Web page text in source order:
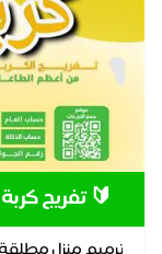
🔰 تفريج كربة مطلقة رقم